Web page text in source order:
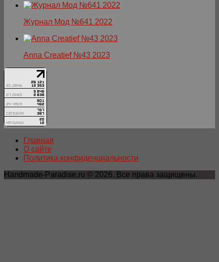
Журнал Мод №641 2022
Anna Creatief №43 2023
Главная
О сайте
Политика конфиденциальности
Handmade-Paradise.ru © 2026. Все права защищены.